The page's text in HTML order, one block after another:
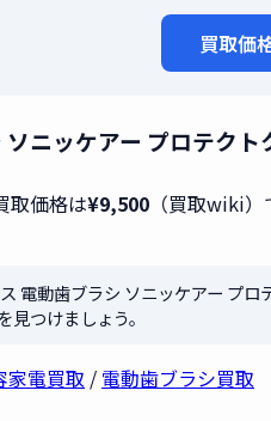
買取価
ニッケアー プロテク
取価格は¥9,500 （買取wiki
電動歯ブラシ ソニッケアー プ
つけましょう。
家電買取 / 電動歯ブラシ買取